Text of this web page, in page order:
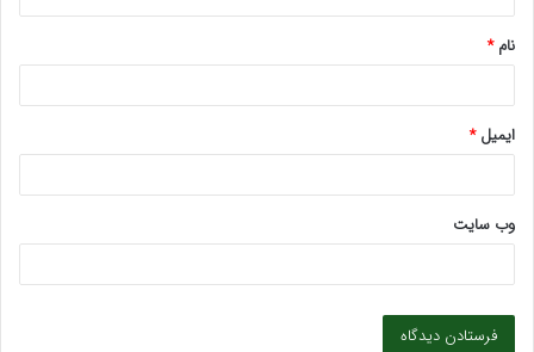
*
نام*
ایمیل*
وب‌ سایت